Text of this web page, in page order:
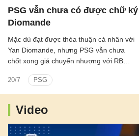
PSG vẫn chưa có được chữ ký
Diomande
20/7 PSG
Mặc dù đạt được thỏa thuận cá nhân với
Yan Diomande, nhưng PSG vẫn chưa
chốt xong giá chuyển nhượng với RB
Video